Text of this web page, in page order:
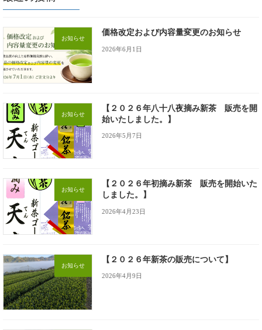
お知らせ
価格改定および内容量変更のお知らせ
2026年6月1日
お知らせ
【２０２６年八十八夜摘み新茶 販売を開
始いたしました。】
2026年5月7日
お知らせ
【２０２６年初摘み新茶 販売を開始いた
しました。】
2026年4月23日
お知らせ
【２０２６年新茶の販売について】
2026年4月9日